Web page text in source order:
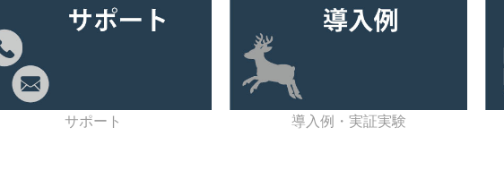
サポート 導入例・実証実験